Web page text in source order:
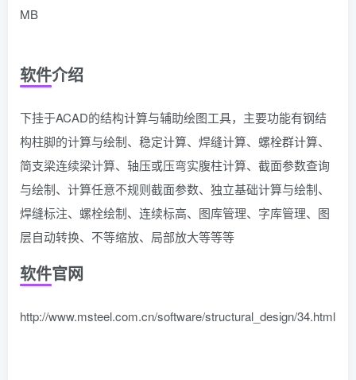
MB
软件介绍
下挂于ACAD的结构计算与辅助绘图工具，主要功能有钢结
构柱脚的计算与绘制、稳定计算、焊缝计算、螺栓群计算、
简支梁连续梁计算、轴压或压弯实腹柱计算、截面参数查询
与绘制、计算任意不规则截面参数、独立基础计算与绘制、
焊缝标注、螺栓绘制、连续标高、图库管理、字库管理、图
层自动转换、不等缩放、局部放大等等等
软件官网
http://www.msteel.com.cn/software/structural_design/34.html